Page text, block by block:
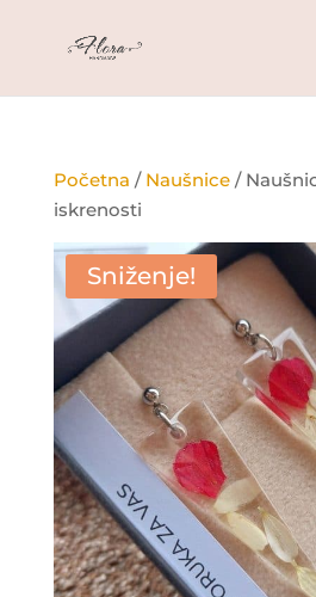
Početna / Naušnice/
iskrenosti
Sniženje!